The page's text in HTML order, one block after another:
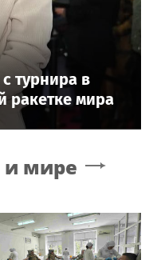
турнира в
ракетке мира
и мире